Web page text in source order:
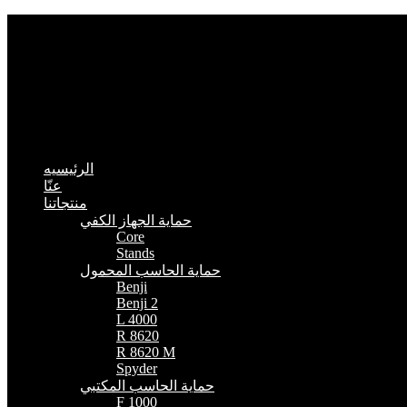
الرئيسيه
عنّا
منتجاتنا
حماية الجهاز الكفي
Core
Stands
حماية الحاسب المحمول
Benji
Benji 2
L 4000
R 8620
R 8620 M
Spyder
حماية الحاسب المكتبي
F 1000